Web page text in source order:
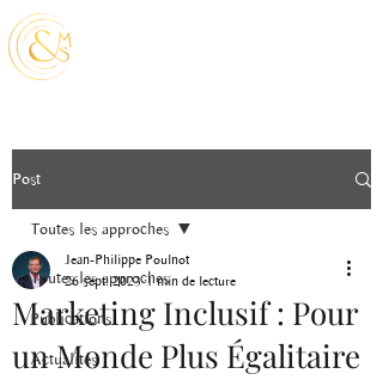
Post
Toutes les approches
Publications
Actualités
Toutes les approches
Marketing Inclusif : Pour
un Monde Plus Égalitaire
Jean-Philippe Poulnot
26 sept. 2023 1 min de lecture